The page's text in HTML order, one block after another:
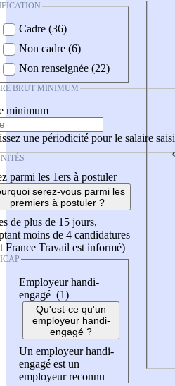
Cadre (36)
Non cadre (6)
Non renseignée (22)
BRUT MINIMUM
minimum
une périodicité pour le salaire saisi
parmi les 1ers à postuler
serez-vous parmi les
premiers à postuler ?
de plus de 15 jours,
moins de 4 candidatures
France Travail est informé)
Employeur handi-
engagé (1)
Qu'est-ce qu'un
employeur handi-
engagé ?
Un employeur handi-
engagé est un
employeur reconnu